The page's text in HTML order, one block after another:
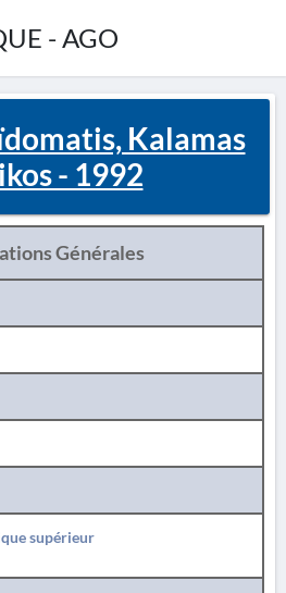
- AGO
Kalamas
- 1992
Générales
supérieur